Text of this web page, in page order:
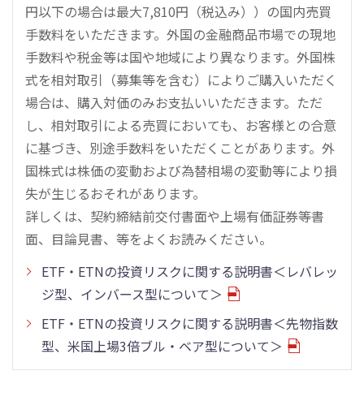
円以下の場合は最大7,810円（税込み））の国内売買
手数料をいただきます。外国の金融商品市場での現地
手数料や税金等は国や地域により異なります。外国株
式を相対取引（募集等を含む）によりご購入いただく
場合は、購入対価のみお支払いいただきます。ただ
し、相対取引による売買においても、お客様との合意
に基づき、別途手数料をいただくことがあります。外
国株式は株価の変動および為替相場の変動等により損
失が生じるおそれがあります。
詳しくは、契約締結前交付書面や上場有価証券等書
面、目論見書、等をよくお読みください。
ETF・ETNの投資リスクに関する説明書＜レバレッ
ジ型、インバース型について＞
ETF・ETNの投資リスクに関する説明書＜先物指数
型、米国上場3倍ブル・ベア型について＞